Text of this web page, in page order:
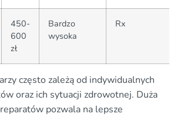
450-
600
zł
Bardzo
wysoka
Rx
często zależą od indywidualnych
oraz ich sytuacji zdrowotnej. Duża
pozwala na lepsze